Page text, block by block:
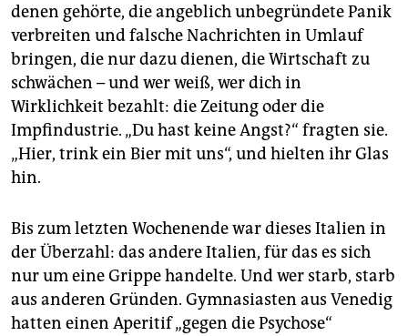
denen gehörte, die angeblich unbegründete Panik
verbreiten und falsche Nachrichten in Umlauf
bringen, die nur dazu dienen, die Wirtschaft zu
schwächen – und wer weiß, wer dich in
Wirklichkeit bezahlt: die Zeitung oder die
Impfindustrie. „Du hast keine Angst?“ fragten sie.
„Hier, trink ein Bier mit uns“, und hielten ihr Glas
hin.
Bis zum letzten Wochenende war dieses Italien in
der Überzahl: das andere Italien, für das es sich
nur um eine Grippe handelte. Und wer starb, starb
aus anderen Gründen. Gymnasiasten aus Venedig
hatten einen Aperitif „gegen die Psychose“